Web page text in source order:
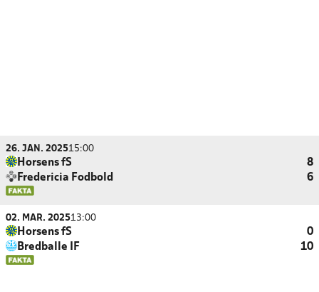
26. JAN. 202515:00
Horsens fS
8
Fredericia Fodbold
6
02. MAR. 202513:00
Horsens fS
0
Bredballe IF
10